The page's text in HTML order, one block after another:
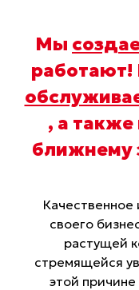
Мы
работают!
, а также
ближнему
своего
растущей
стремящейся
этой